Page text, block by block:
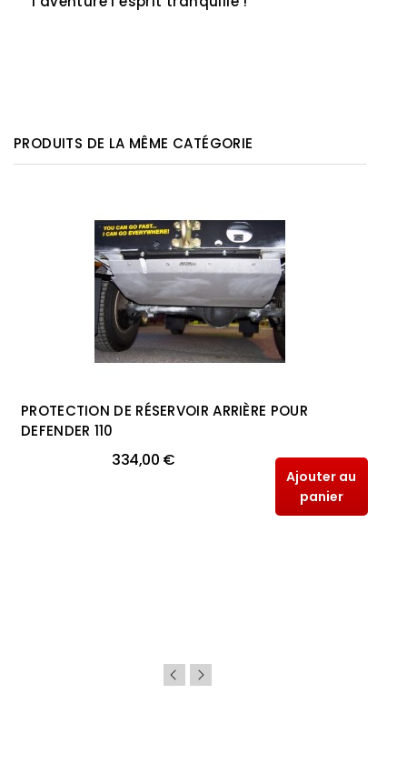
PRODUITS DE LA MÊME CATÉGORIE
PROTECTION DE RÉSERVOIR ARRIÈRE POUR
DEFENDER 110
334,00 €
Ajouter au
panier